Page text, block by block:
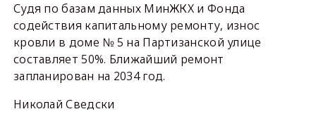
Судя по базам данных МинЖКХ и Фонда
содействия капитальному ремонту, износ
кровли в доме № 5 на Партизанской улице
составляет 50%. Ближайший ремонт
запланирован на 2034 год.
Николай Сведски